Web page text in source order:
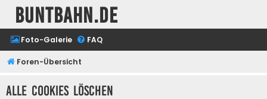
buntbahn.de
Foto-Galerie FAQ
Foren-Übersicht
Alle Cookies löschen